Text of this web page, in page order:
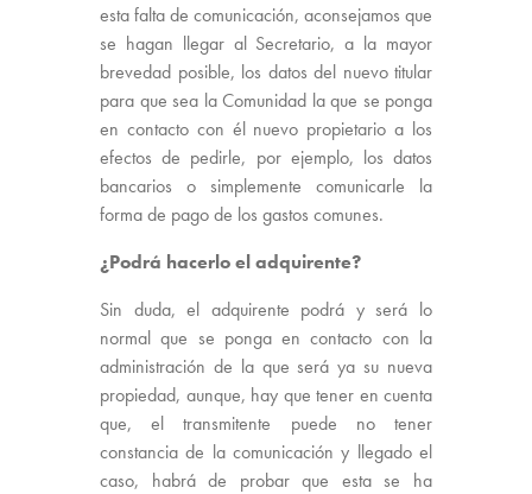
esta falta de comunicación, aconsejamos que
se hagan llegar al Secretario, a la mayor
brevedad posible, los datos del nuevo titular
para que sea la Comunidad la que se ponga
en contacto con él nuevo propietario a los
efectos de pedirle, por ejemplo, los datos
bancarios o simplemente comunicarle la
forma de pago de los gastos comunes.
¿Podrá hacerlo el adquirente?
Sin duda, el adquirente podrá y será lo
normal que se ponga en contacto con la
administración de la que será ya su nueva
propiedad, aunque, hay que tener en cuenta
que, el transmitente puede no tener
constancia de la comunicación y llegado el
caso, habrá de probar que esta se ha